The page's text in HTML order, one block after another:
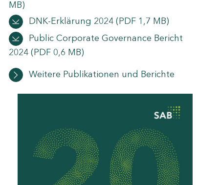
MB)
DNK-Erklärung 2024 (PDF 1,7 MB)
Public Corporate Governance Bericht
2024 (PDF 0,6 MB)
Weitere Publikationen und Berichte